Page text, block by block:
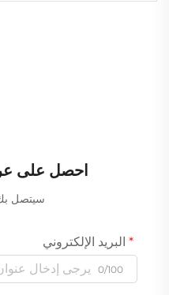
احصل على
سيتصل بك
البريد الإلكتروني
0/100